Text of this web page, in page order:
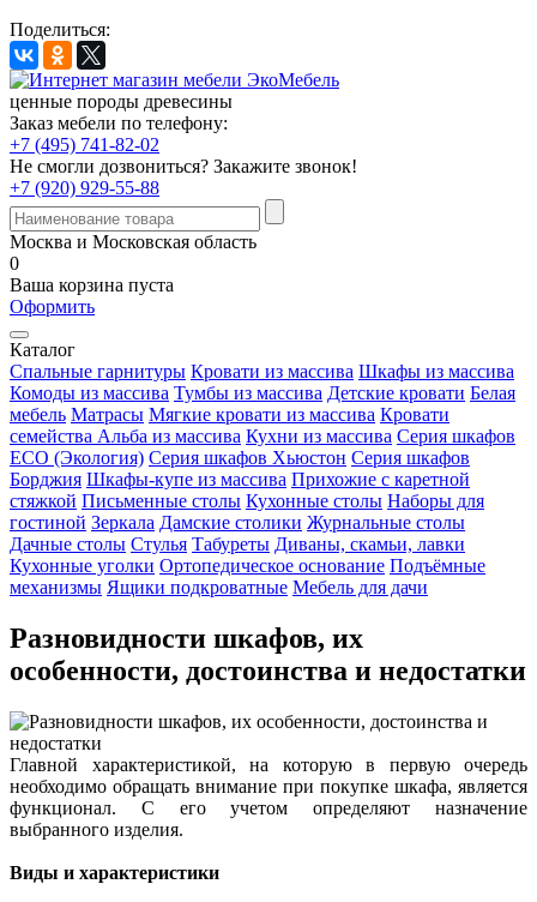
Поделиться:
ценные породы древесины
Заказ мебели по телефону:
+7 (495) 741-82-02
Не смогли дозвониться? Закажите звонок!
+7 (920) 929-55-88
Москва и Московская область
0
Ваша корзина пуста
Оформить
Каталог
Спальные гарнитуры Кровати из массива Шкафы из массива
Комоды из массива Тумбы из массива Детские кровати Белая
мебель Матрасы Мягкие кровати из массива Кровати
семейства Альба из массива Кухни из массива Серия шкафов
ECO (Экология) Серия шкафов Хьюстон Серия шкафов
Борджия Шкафы-купе из массива Прихожие с каретной
стяжкой Письменные столы Кухонные столы Наборы для
гостиной Зеркала Дамские столики Журнальные столы
Дачные столы Стулья Табуреты Диваны, скамьи, лавки
Кухонные уголки Ортопедическое основание Подъёмные
механизмы Ящики подкроватные Мебель для дачи
Разновидности шкафов, их
особенности, достоинства и недостатки
Главной характеристикой, на которую в первую очередь
необходимо обращать внимание при покупке шкафа, является
функционал. С его учетом определяют назначение
выбранного изделия.
Виды и характеристики